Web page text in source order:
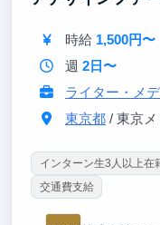
スの本質を短期間
時給 1,500円〜
週 2日〜
ライター・メ
東京都/ 東京メ
インターン生3人以上在
交通費支給